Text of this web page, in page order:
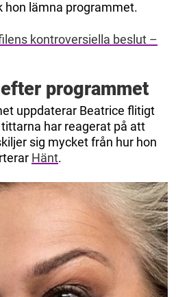
hon lämna programmet.
kontroversiella beslut –
programmet
uppdaterar Beatrice flitigt
har reagerat på att
sig mycket från hur hon
Hänt.